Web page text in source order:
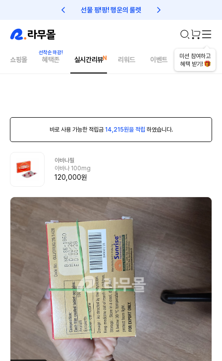
선물 팡!팡! 행운의 룰렛 친구초대 1만원 리워드!
미션 참여하고
혜택 받기!
쇼핑몰 혜택존 실시간리뷰 리워드 이벤트 건강매거진
바로 사용 가능한 적립금 14,215원을 적립 하였습니다.
아바나필
아바나 100mg
120,000원